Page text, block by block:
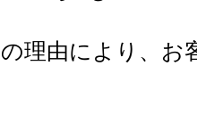
理由により、お